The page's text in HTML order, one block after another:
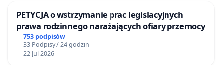
PETYCJA o wstrzymanie prac legislacyjnych
prawa rodzinnego narażających ofiary przemocy
753 podpisów
33 Podpisy / 24 godzin
22 Jul 2026